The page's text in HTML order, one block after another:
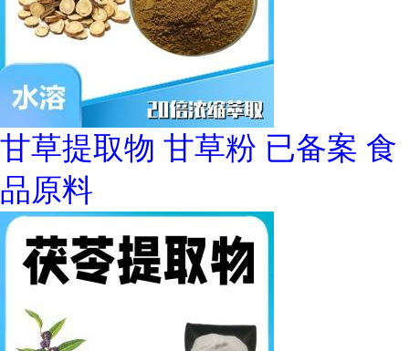
甘草提取物 甘草粉 已备案 食
品原料